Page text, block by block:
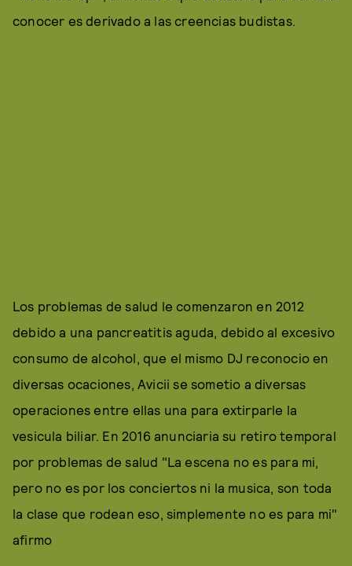
conocer es derivado a las creencias budistas.
Los problemas de salud le comenzaron en 2012
debido a una pancreatitis aguda, debido al excesivo
consumo de alcohol, que el mismo DJ reconocio en
diversas ocaciones, Avicii se sometio a diversas
operaciones entre ellas una para extirparle la
vesicula biliar. En 2016 anunciaria su retiro temporal
por problemas de salud "La escena no es para mi,
pero no es por los conciertos ni la musica, son toda
la clase que rodean eso, simplemente no es para mi"
afirmo